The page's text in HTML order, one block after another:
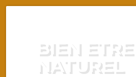
BIEN ETRE
NATUREL